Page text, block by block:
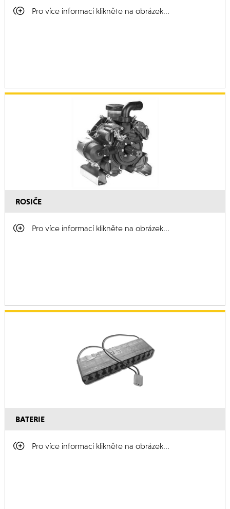
Pro více informací klikněte na obrázek...
ROSIČE
Pro více informací klikněte na obrázek...
BATERIE
Pro více informací klikněte na obrázek...